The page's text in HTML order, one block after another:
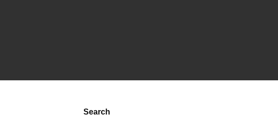
Search